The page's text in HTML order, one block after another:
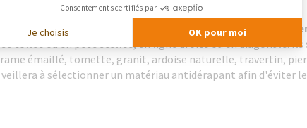
dallage en pierre naturelle habiller une terrasse
collée ou en pose scellée, en ligne droite ou en diagonale.
émaillé, tomette, granit, ardoise naturelle, travertin,
à sélectionner un matériau antidérapant afin d'éviter
Consentements certifiés par
Je choisis OK pour moi